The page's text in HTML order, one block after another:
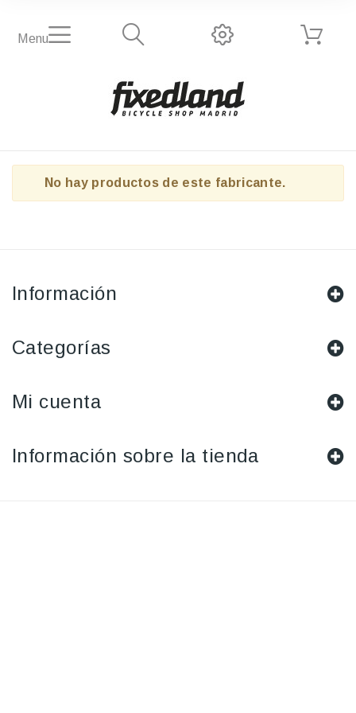
Menu
No hay productos de este fabricante.
Información
Categorías
Mi cuenta
Información sobre la tienda